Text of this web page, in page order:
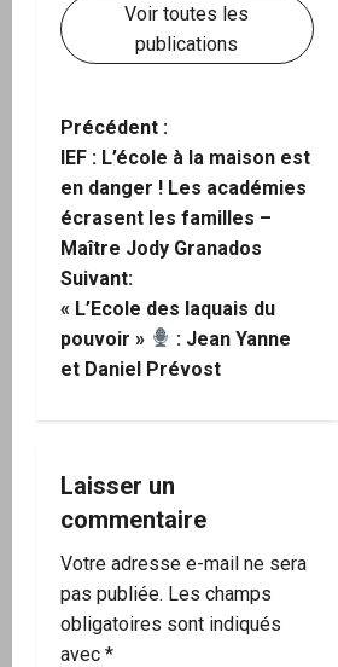
Voir toutes les
publications
N
a
v
i
g
a
i
o
n
d
Précédent :
IEF : L’école à la maison est
en danger ! Les académies
écrasent les familles –
Maître Jody Granados
Suivant:
« L’Ecole des laquais du
pouvoir »
: Jean Yanne
et Daniel Prévost
Laisser un
commentaire
Votre adresse e-mail ne sera
pas publiée. Les champs
obligatoires sont indiqués
avec *